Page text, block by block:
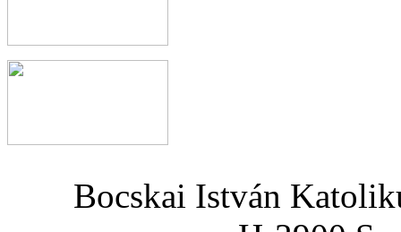
Bocskai István